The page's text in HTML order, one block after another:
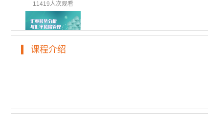
11419人次观看
汇率形势分析与汇率风险管理 (四）
课程介绍